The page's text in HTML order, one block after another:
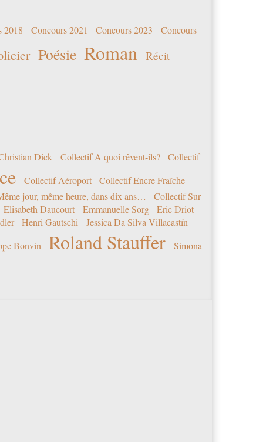
2018 Concours 2021 Concours 2023 Concours
Poésie Roman Récit
Dick Collectif A quoi rêvent-ils? Collectif
Collectif Aéroport
Collectif Encre Fraîche
jour, même heure, dans dix ans…
Collectif Sur
Elisabeth Daucourt
Emmanuelle Sorg
Eric Driot
Henri Gautschi
Jessica Da Silva Villacastín
Bonvin
Roland Stauffer Simona